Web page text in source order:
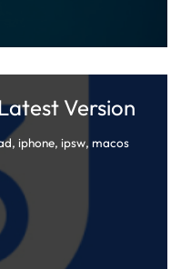
Version
, iphone, ipsw, macos